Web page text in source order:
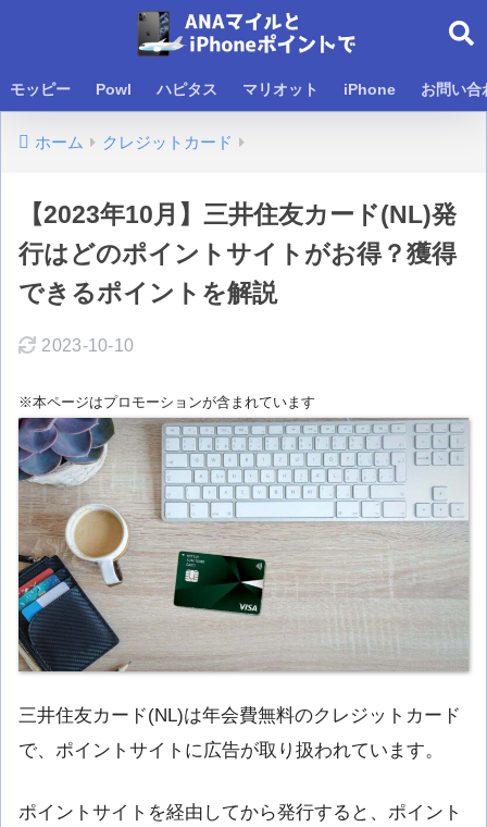
モッピー Powl ハピタス マリオット iPhone お問い合
ホーム クレジットカード
【2023年10月】三井住友カード(NL)発
行はどのポイントサイトがお得？獲得
できるポイントを解説
2023-10-10
※本ページはプロモーションが含まれています
三井住友カード(NL)は年会費無料のクレジットカード
で、ポイントサイトに広告が取り扱われています。
ポイントサイトを経由してから発行すると、ポイント